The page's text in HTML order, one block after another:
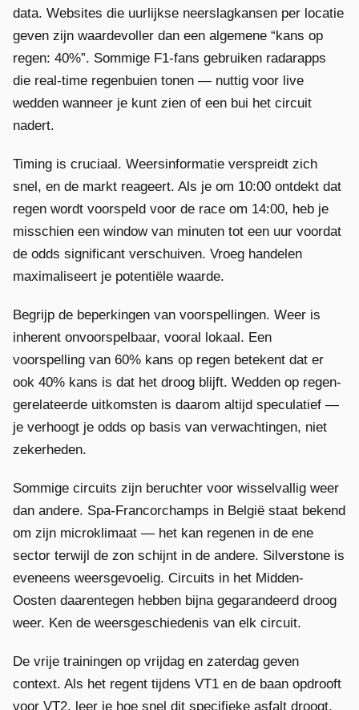
data. Websites die uurlijkse neerslagkansen per locatie
geven zijn waardevoller dan een algemene “kans op
regen: 40%”. Sommige F1-fans gebruiken radarapps
die real-time regenbuien tonen — nuttig voor live
wedden wanneer je kunt zien of een bui het circuit
nadert.
Timing is cruciaal. Weersinformatie verspreidt zich
snel, en de markt reageert. Als je om 10:00 ontdekt dat
regen wordt voorspeld voor de race om 14:00, heb je
misschien een window van minuten tot een uur voordat
de odds significant verschuiven. Vroeg handelen
maximaliseert je potentiële waarde.
Begrijp de beperkingen van voorspellingen. Weer is
inherent onvoorspelbaar, vooral lokaal. Een
voorspelling van 60% kans op regen betekent dat er
ook 40% kans is dat het droog blijft. Wedden op regen-
gerelateerde uitkomsten is daarom altijd speculatief —
je verhoogt je odds op basis van verwachtingen, niet
zekerheden.
Sommige circuits zijn beruchter voor wisselvallig weer
dan andere. Spa-Francorchamps in België staat bekend
om zijn microklimaat — het kan regenen in de ene
sector terwijl de zon schijnt in de andere. Silverstone is
eveneens weersgevoelig. Circuits in het Midden-
Oosten daarentegen hebben bijna gegarandeerd droog
weer. Ken de weersgeschiedenis van elk circuit.
De vrije trainingen op vrijdag en zaterdag geven
context. Als het regent tijdens VT1 en de baan opdrooft
voor VT2, leer je hoe snel dit specifieke asfalt droogt.